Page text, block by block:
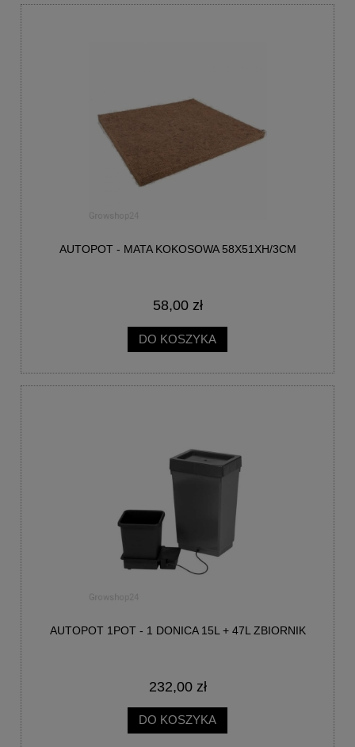
AUTOPOT - MATA KOKOSOWA 58X51XH/3CM
58,00 zł
DO KOSZYKA
AUTOPOT 1POT - 1 DONICA 15L + 47L ZBIORNIK
232,00 zł
DO KOSZYKA